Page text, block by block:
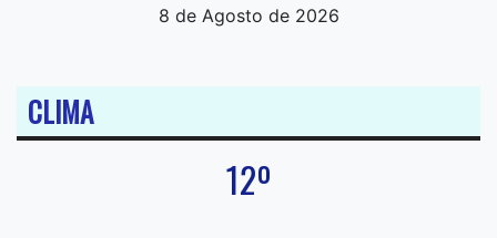
8 de Agosto de 2026
CLIMA
12º